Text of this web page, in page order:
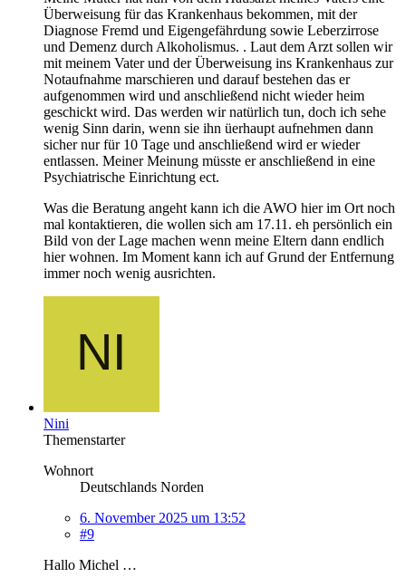
Überweisung für das Krankenhaus bekommen, mit der
Diagnose Fremd und Eigengefährdung sowie Leberzirrose
und Demenz durch Alkoholismus. . Laut dem Arzt sollen wir
mit meinem Vater und der Überweisung ins Krankenhaus zur
Notaufnahme marschieren und darauf bestehen das er
aufgenommen wird und anschließend nicht wieder heim
geschickt wird. Das werden wir natürlich tun, doch ich sehe
wenig Sinn darin, wenn sie ihn üerhaupt aufnehmen dann
sicher nur für 10 Tage und anschließend wird er wieder
entlassen. Meiner Meinung müsste er anschließend in eine
Psychiatrische Einrichtung ect.
Was die Beratung angeht kann ich die AWO hier im Ort noch
mal kontaktieren, die wollen sich am 17.11. eh persönlich ein
Bild von der Lage machen wenn meine Eltern dann endlich
hier wohnen. Im Moment kann ich auf Grund der Entfernung
immer noch wenig ausrichten.
Nini
Themenstarter
Wohnort
Deutschlands Norden
6. November 2025 um 13:52
#9
Hallo Michel …